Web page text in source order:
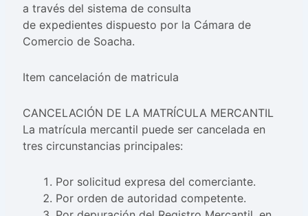
a través del sistema de consulta
de expedientes dispuesto por la Cámara de
Comercio de Soacha.
Item cancelación de matricula
CANCELACIÓN DE LA MATRÍCULA MERCANTIL
La matrícula mercantil puede ser cancelada en
tres circunstancias principales:
Por solicitud expresa del comerciante.
Por orden de autoridad competente.